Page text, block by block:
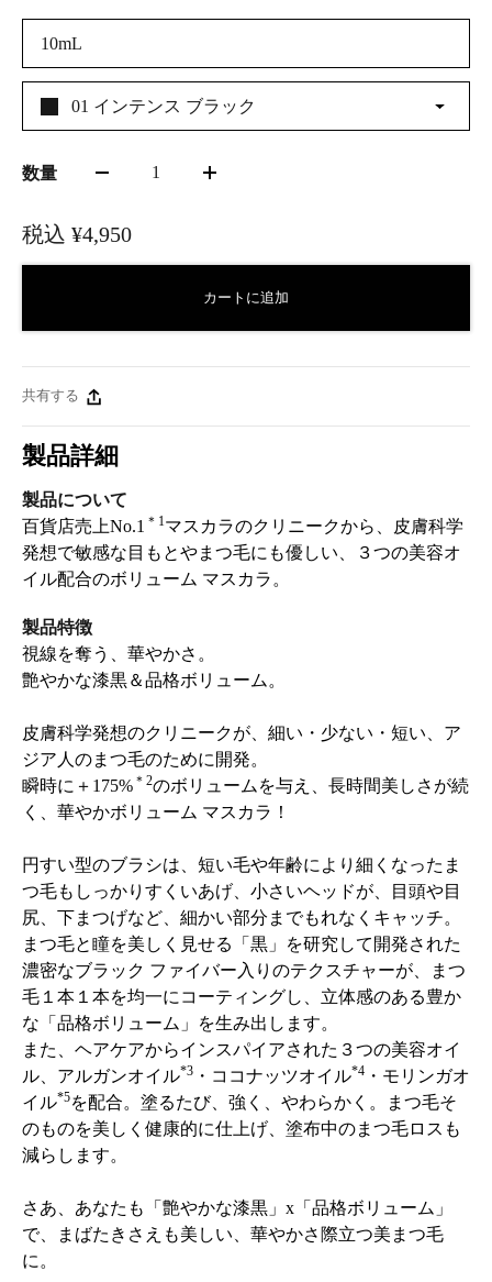
10mL
01 インテンス ブラック
数量 1
カートに追加
税込 ¥4,950
共有する
製品詳細
製品について
百貨店売上No.1 ＊1マスカラのクリニークから、皮膚科学
発想で敏感な目もとやまつ毛にも優しい、３つの美容オ
イル配合のボリューム マスカラ。
製品特徴
視線を奪う、華やかさ。
艶やかな漆黒＆品格ボリューム。
皮膚科学発想のクリニークが、細い・少ない・短い、ア
ジア人のまつ毛のために開発。
瞬時に＋175% ＊2のボリュームを与え、長時間美しさが続
く、華やかボリューム マスカラ！
円すい型のブラシは、短い毛や年齢により細くなったま
つ毛もしっかりすくいあげ、小さいヘッドが、目頭や目
尻、下まつげなど、細かい部分までもれなくキャッチ。
まつ毛と瞳を美しく見せる「黒」を研究して開発された
濃密なブラック ファイバー入りのテクスチャーが、まつ
毛１本１本を均一にコーティングし、立体感のある豊か
な「品格ボリューム」を生み出します。
また、ヘアケアからインスパイアされた３つの美容オイ
ル、アルガンオイル*3 ・ココナッツオイル*4 ・モリンガオ
イル*5を配合。塗るたび、強く、やわらかく。まつ毛そ
のものを美しく健康的に仕上げ、塗布中のまつ毛ロスも
減らします。
さあ、あなたも「艶やかな漆黒」x「品格ボリューム」
で、まばたきさえも美しい、華やかさ際立つ美まつ毛
に。